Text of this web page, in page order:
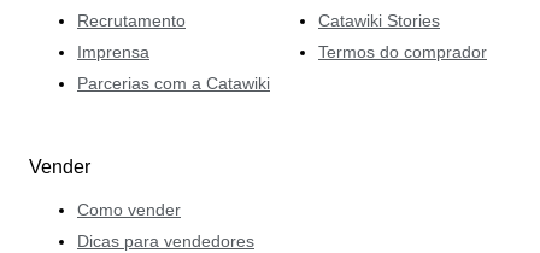
Recrutamento
Imprensa
Parcerias com a Catawiki
Catawiki Stories
Termos do comprador
Vender
Como vender
Dicas para vendedores